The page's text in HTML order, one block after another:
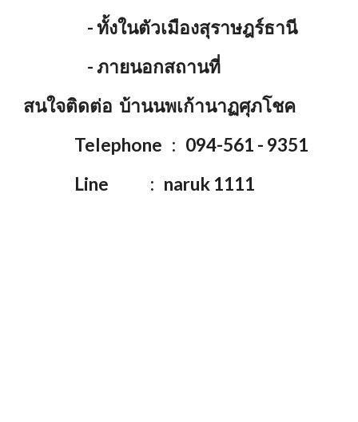
- ทั้งในตัวเมืองสุราษฎร์ธานี
- ภายนอกสถานที่
สนใจติดต่อ บ้านนพเก้านาฏศุภโชค
Telephone : 094-561 - 9351
Line : naruk 1111